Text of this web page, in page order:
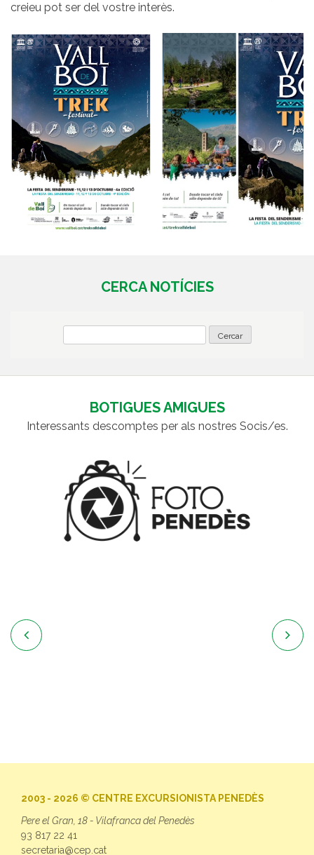
creieu pot ser del vostre interès.
CERCA NOTÍCIES
BOTIGUES AMIGUES
Interessants descomptes per als nostres Socis/es.
 
2003 - 2026 © CENTRE EXCURSIONISTA PENEDÈS
Pere el Gran, 18 - Vilafranca del Penedès
93 817 22 41
secretaria@cep.cat